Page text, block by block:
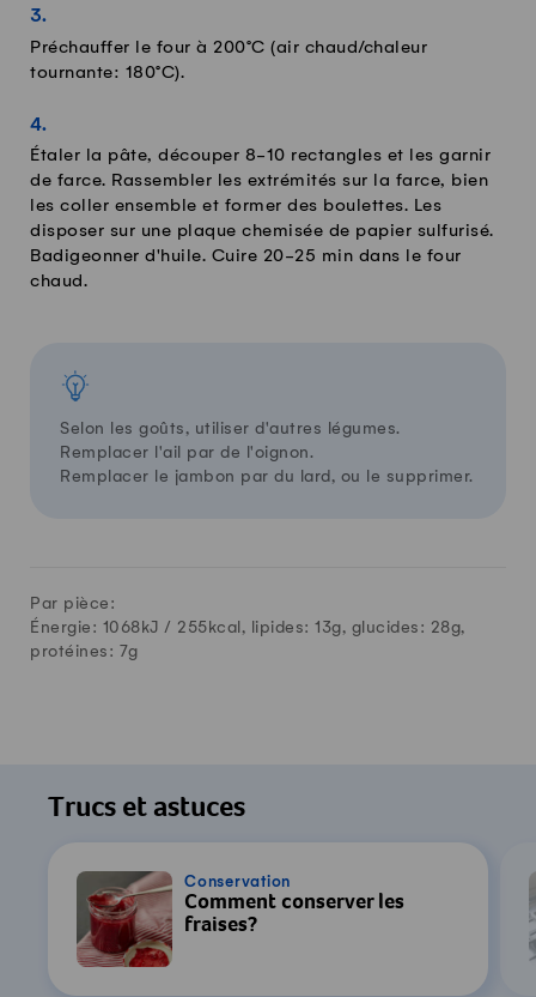
Préchauffer le four à 200°C (air chaud/chaleur
tournante: 180°C).
Étaler la pâte, découper 8-10 rectangles et les garnir
de farce. Rassembler les extrémités sur la farce, bien
les coller ensemble et former des boulettes. Les
disposer sur une plaque chemisée de papier sulfurisé.
Badigeonner d'huile. Cuire 20-25 min dans le four
chaud.
Selon les goûts, utiliser d'autres légumes.
Remplacer l'ail par de l'oignon.
Remplacer le jambon par du lard, ou le supprimer.
Par pièce:
Énergie: 1068kJ / 255 kcal, lipides: 13g, glucides: 28g,
protéines: 7g
Trucs et astuces
Conservation
Comment conserver les
fraises?